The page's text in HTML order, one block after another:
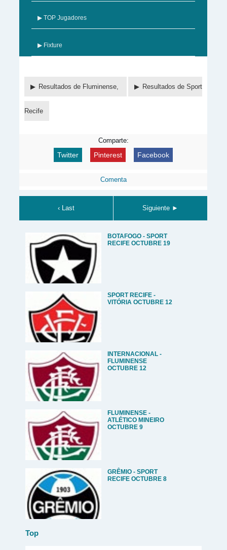
▶ TOP Jugadores
▶ Fixture
Resultados de Fluminense, Resultados de Sport
Recife
Comparte:
Twitter Pinterest Facebook
Comenta
‹ Last Siguiente ►
BOTAFOGO - SPORT
RECIFE OCTUBRE 19
SPORT RECIFE -
VITÓRIA OCTUBRE 12
INTERNACIONAL -
FLUMINENSE
OCTUBRE 12
FLUMINENSE -
ATLÉTICO MINEIRO
OCTUBRE 9
GRÊMIO - SPORT
RECIFE OCTUBRE 8
Top